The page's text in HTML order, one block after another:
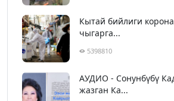
Кытай бийлиги
чыгарга...
5398810
АУДИО - Сонунбүбү
жазган Ка...